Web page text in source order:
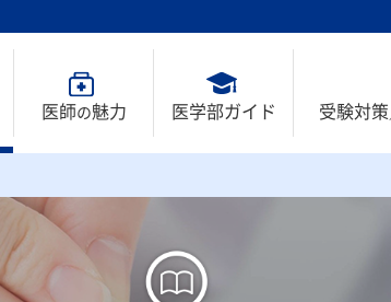
医師の魅力 医学部ガイド 受験対策